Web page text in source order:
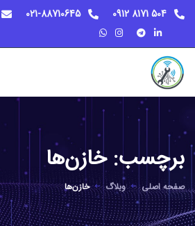
021-88710645
برچسب:خازن‌ها
صفحه اصلی وبلاگ خازن‌ها